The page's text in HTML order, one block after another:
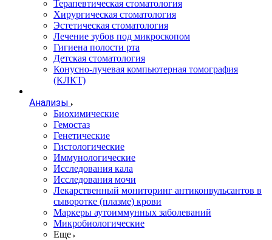
Терапевтическая стоматология
Хирургическая стоматология
Эстетическая стоматология
Лечение зубов под микроскопом
Гигиена полости рта
Детская стоматология
Конусно-лучевая компьютерная томография
(КЛКТ)
Анализы
Биохимические
Гемостаз
Генетические
Гистологические
Иммунологические
Исследования кала
Исследования мочи
Лекарственный мониторинг антиконвульсантов в
сыворотке (плазме) крови
Маркеры аутоиммунных заболеваний
Микробиологические
Еще